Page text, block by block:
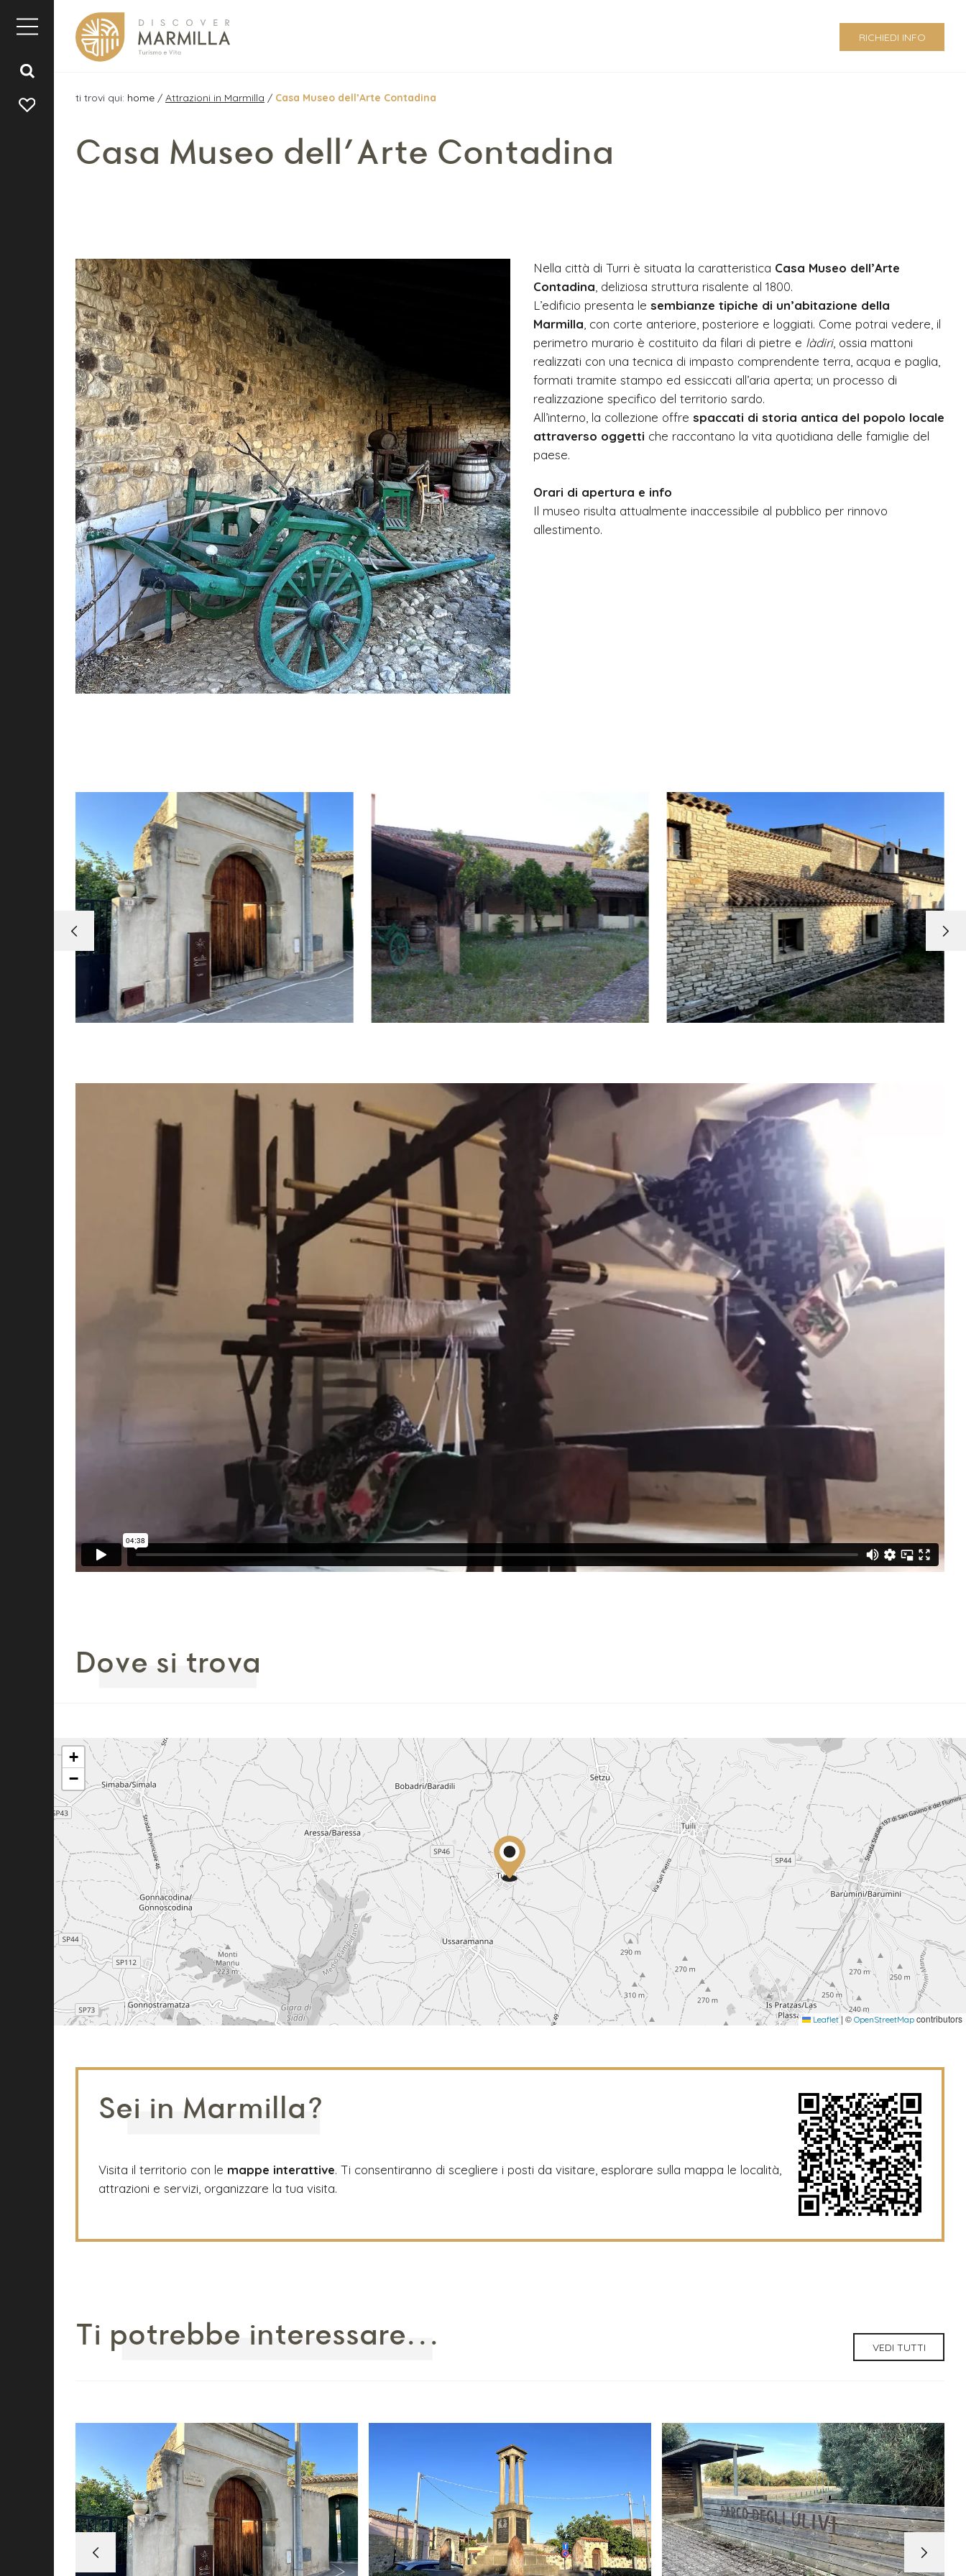
RICHIEDI INFO
ti trovi qui: home / Attrazioni in Marmilla / Casa Museo dell’Arte Contadina
Casa Museo dell’Arte Contadina
Nella città di Turri è situata la caratteristica Casa Museo dell’Arte
Contadina , deliziosa struttura risalente al 1800.
L’edificio presenta le sembianze tipiche di un’abitazione della
Marmilla , con corte anteriore, posteriore e loggiati. Come potrai vedere, il
perimetro murario è costituito da filari di pietre e làdiri, ossia mattoni
realizzati con una tecnica di impasto comprendente terra, acqua e paglia,
formati tramite stampo ed essiccati all’aria aperta; un processo di
realizzazione specifico del territorio sardo.
All’interno, la collezione offre spaccati di storia antica del popolo locale
attraverso oggetti che raccontano la vita quotidiana delle famiglie del
paese.
Orari di apertura e info
Il museo risulta attualmente inaccessibile al pubblico per rinnovo
allestimento.
Dove si trova
+
−
Leaflet | © OpenStreetMap contributors
Sei in Marmilla?
Visita il territorio con le mappe interattive. Ti consentiranno di scegliere i posti da visitare, esplorare sulla mappa le località,
attrazioni e servizi, organizzare la tua visita.
Ti potrebbe interessare... VEDI TUTTI